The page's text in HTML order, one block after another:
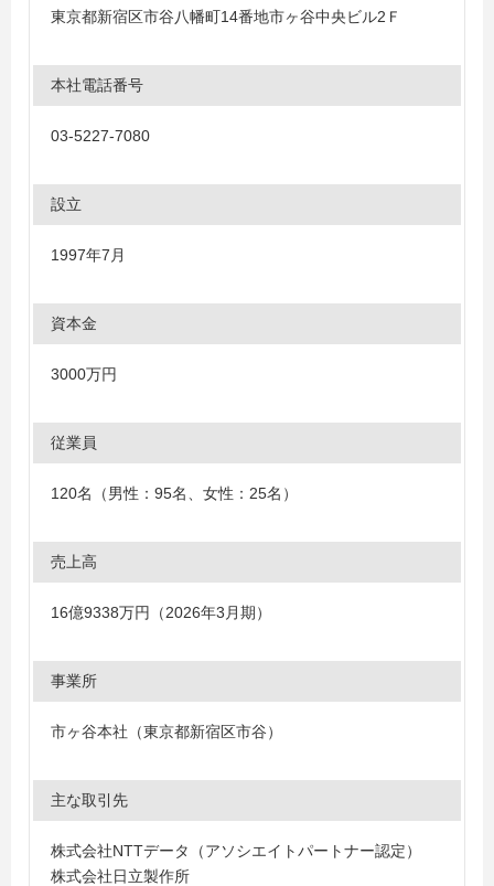
東京都新宿区市谷八幡町14番地市ヶ谷中央ビル2Ｆ
本社電話番号
03-5227-7080
設立
1997年7月
資本金
3000万円
従業員
120名（男性：95名、女性：25名）
売上高
16億9338万円（2026年3月期）
事業所
市ヶ谷本社（東京都新宿区市谷）
主な取引先
株式会社NTTデータ（アソシエイトパートナー認定）
株式会社日立製作所